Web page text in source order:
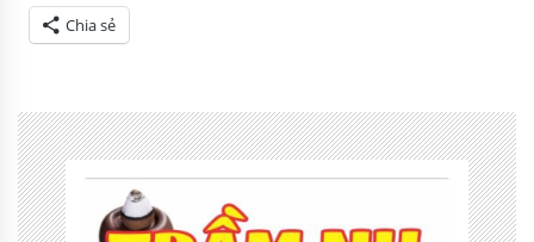
Chia sẻ